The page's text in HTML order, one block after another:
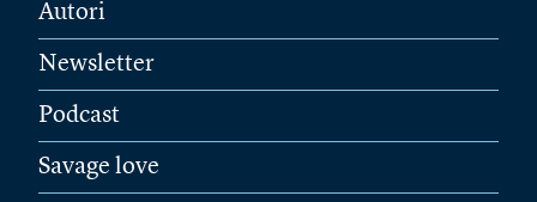
Autori
Newsletter
Podcast
Savage love